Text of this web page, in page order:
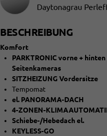
Daytonagrau
BESCHREIBUNG
Komfort
PARKTRONIC vorne +
Seitenkameras
SITZHEIZUNG Vordersitze
Tempomat
el. PANORAMA-DACH
4-ZONEN-
Schiebe-/Hebedach el.
KEYLESS-GO